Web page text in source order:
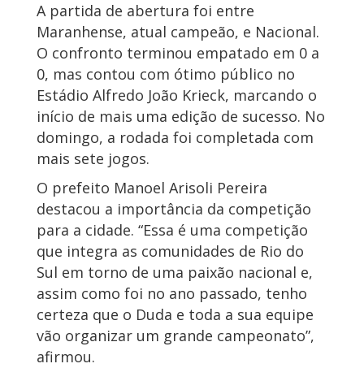
A partida de abertura foi entre
Maranhense, atual campeão, e Nacional.
O confronto terminou empatado em 0 a
0, mas contou com ótimo público no
Estádio Alfredo João Krieck, marcando o
início de mais uma edição de sucesso. No
domingo, a rodada foi completada com
mais sete jogos.
O prefeito Manoel Arisoli Pereira
destacou a importância da competição
para a cidade. “Essa é uma competição
que integra as comunidades de Rio do
Sul em torno de uma paixão nacional e,
assim como foi no ano passado, tenho
certeza que o Duda e toda a sua equipe
vão organizar um grande campeonato”,
afirmou.